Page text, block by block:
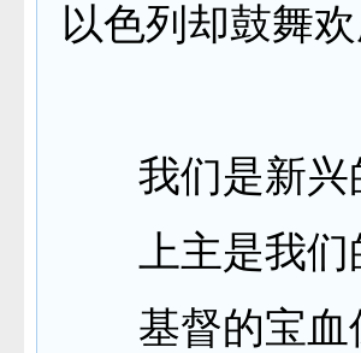
以色列却鼓舞欢
我们是新
上主是我们
基督的宝